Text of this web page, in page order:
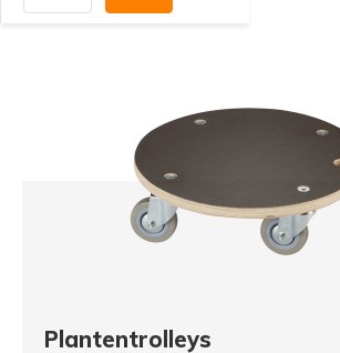
Plantentrolleys